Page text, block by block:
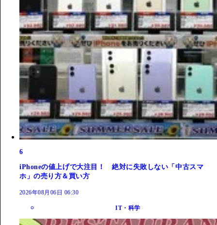
6
iPhoneの値上げで大注目！ 絶対に失敗しない「中古スマ
ホ」の売り方＆買い方
2026年08月06日 06:30
IT・科学